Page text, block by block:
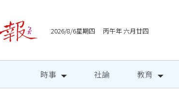
2026/8/6星期四 丙午年 六月廿四
時事 社論 教育